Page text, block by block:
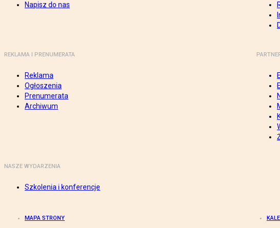
Napisz do nas
REKLAMA I PRENUMERATA
Reklama
Ogłoszenia
Prenumerata
Archiwum
NASZE WYDARZENIA
Szkolenia i konferencje
MAPA STRONY